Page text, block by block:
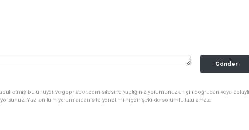
Gönder
etmiş bulunuyor ve gophaber.com sitesine yaptığınız yorumunuzla ilgili doğrudan veya dolaylı
Yazılan tüm yorumlardan site yönetimi hiçbir şekilde sorumlu tutulamaz.